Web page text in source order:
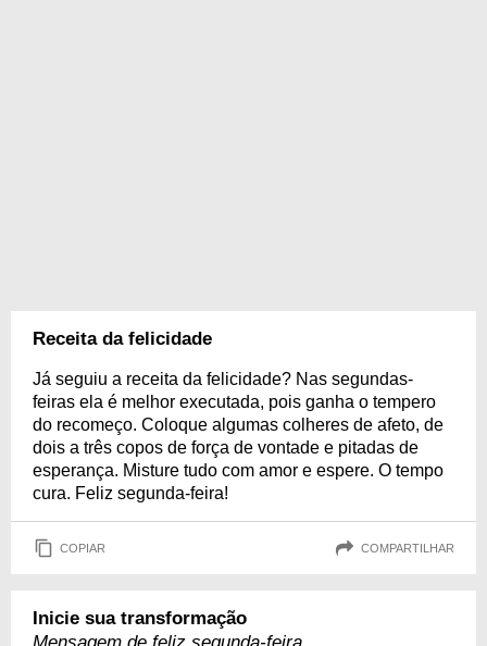
Receita da felicidade
Já seguiu a receita da felicidade? Nas segundas-
feiras ela é melhor executada, pois ganha o tempero
do recomeço. Coloque algumas colheres de afeto, de
dois a três copos de força de vontade e pitadas de
esperança. Misture tudo com amor e espere. O tempo
cura. Feliz segunda-feira!
COPIAR COMPARTILHAR
Inicie sua transformação